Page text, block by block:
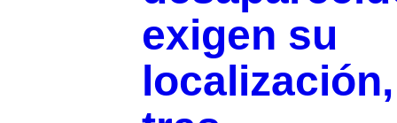
exigen su
localización,